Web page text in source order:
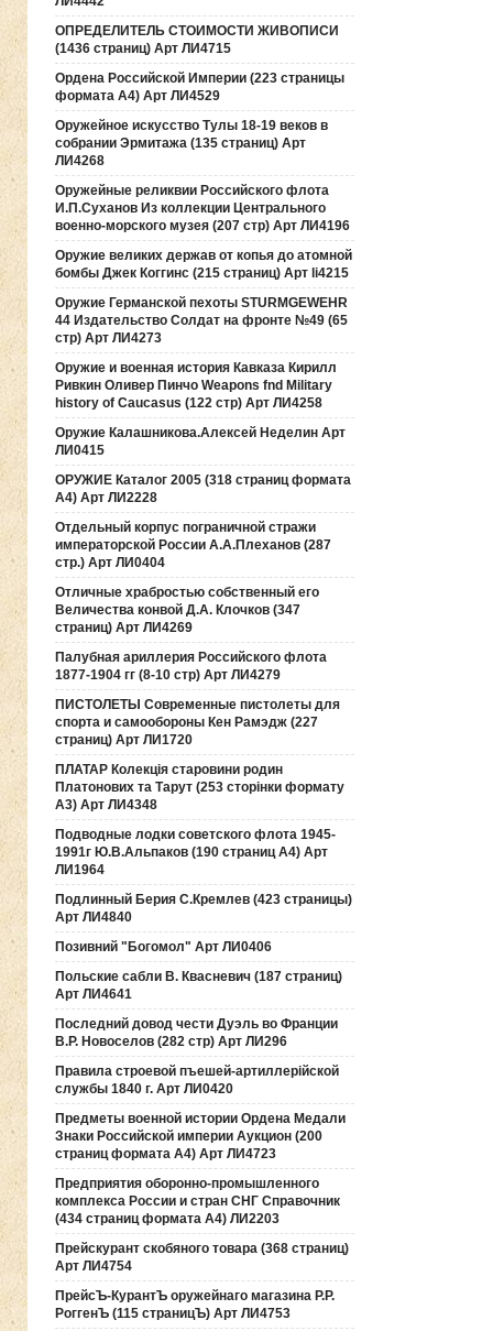
ОПРЕДЕЛИТЕЛЬ СТОИМОСТИ ЖИВОПИСИ
(1436 страниц) Арт ЛИ4715
Ордена Российской Империи (223 страницы
формата А4) Арт ЛИ4529
Оружейное искусство Тулы 18-19 веков в
собрании Эрмитажа (135 страниц) Арт
ЛИ4268
Оружейные реликвии Российского флота
И.П.Суханов Из коллекции Центрального
военно-морского музея (207 стр) Арт ЛИ4196
Оружие великих держав от копья до атомной
бомбы Джек Коггинс (215 страниц) Арт li4215
Оружие Германской пехоты STURMGEWEHR
44 Издательство Солдат на фронте №49 (65
стр) Арт ЛИ4273
Оружие и военная история Кавказа Кирилл
Ривкин Оливер Пинчо Weapons fnd Military
history of Caucasus (122 стр) Арт ЛИ4258
Оружие Калашникова.Алексей Неделин Арт
ЛИ0415
ОРУЖИЕ Каталог 2005 (318 страниц формата
А4) Арт ЛИ2228
Отдельный корпус пограничной стражи
императорской России А.А.Плеханов (287
стр.) Арт ЛИ0404
Отличные храбростью собственный его
Величества конвой Д.А. Клочков (347
страниц) Арт ЛИ4269
Палубная ариллерия Российского флота
1877-1904 гг (8-10 стр) Арт ЛИ4279
ПИСТОЛЕТЫ Современные пистолеты для
спорта и самообороны Кен Рамэдж (227
страниц) Арт ЛИ1720
ПЛАТАР Колекція старовини родин
Платонових та Тарут (253 сторінки формату
А3) Арт ЛИ4348
Подводные лодки советского флота 1945-
1991г Ю.В.Альпаков (190 страниц А4) Арт
ЛИ1964
Подлинный Берия С.Кремлев (423 страницы)
Арт ЛИ4840
Позивний "Богомол" Арт ЛИ0406
Польские сабли В. Квасневич (187 страниц)
Арт ЛИ4641
Последний довод чести Дуэль во Франции
В.Р. Новоселов (282 стр) Арт ЛИ296
Правила строевой пъешей-артиллерiйской
службы 1840 г. Арт ЛИ0420
Предметы военной истории Ордена Медали
Знаки Российской империи Аукцион (200
страниц формата А4) Арт ЛИ4723
Предприятия оборонно-промышленного
комплекса России и стран СНГ Справочник
(434 страниц формата А4) ЛИ2203
Прейскурант скобяного товара (368 страниц)
Арт ЛИ4754
ПрейсЪ-КурантЪ оружейнаго магазина Р.Р.
РоггенЪ (115 страницЪ) Арт ЛИ4753